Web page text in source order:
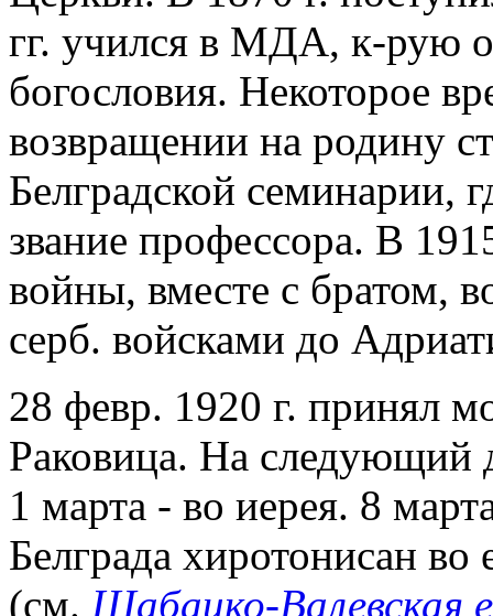
гг. учился в МДА, к-рую
богословия. Некоторое
возвращении на родину
Белградской семинарии,
звание профессора. В
войны, вместе с братом,
серб. войсками до
28 февр. 1920 г. принял
Раковица. На следующий
1 марта - во иерея. 8
Белграда хиротонисан
(см. Шабацко-Валевская